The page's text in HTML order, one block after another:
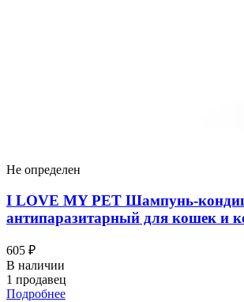
Не определен
I LOVЕ MY PET Шампунь-
антипаразитарный для кошек и
605 ₽
В наличии
1 продавец
Подробнее